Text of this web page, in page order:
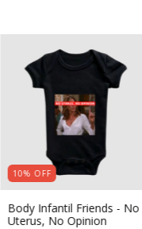
10% OFF
Body Infantil Friends - No
Uterus, No Opinion